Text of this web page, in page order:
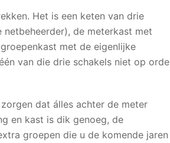
Het is een keten van drie
de meterkast met
met de eigenlijke
van die drie schakels niet op orde
dat álles achter de meter
en kast is dik genoeg, de
groepen die u de komende jaren